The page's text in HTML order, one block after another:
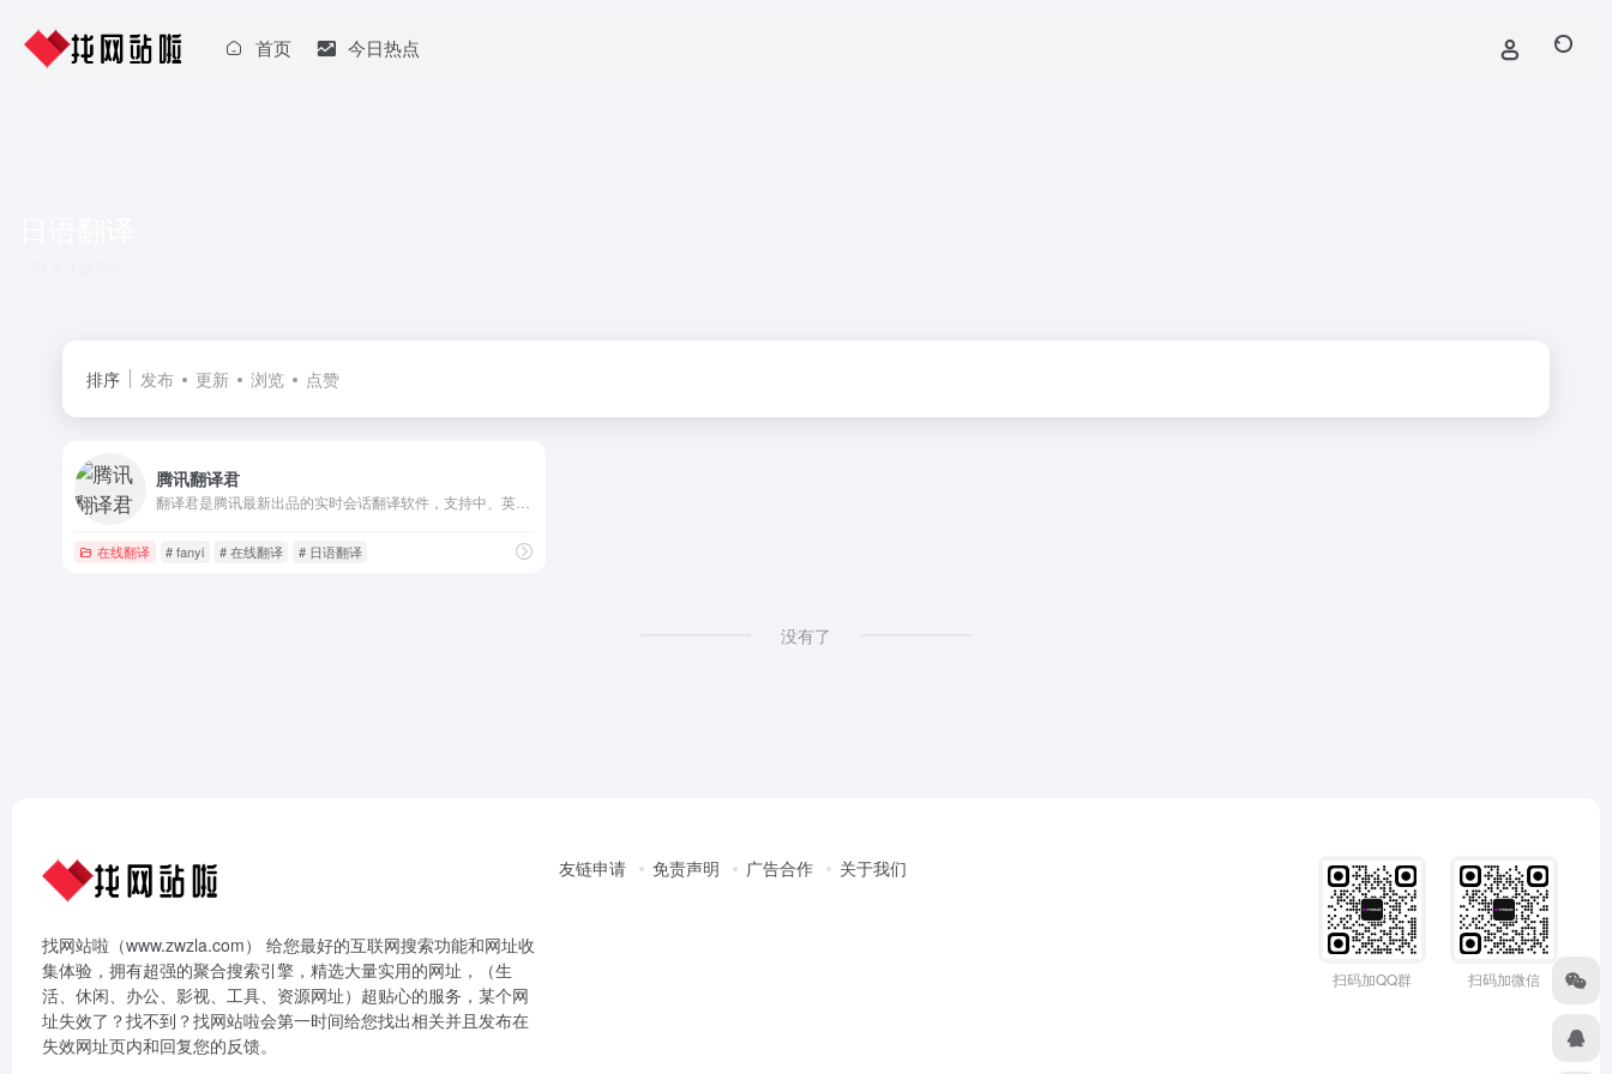
首页 今日热点
排序 发布 更新 浏览 点赞
腾讯翻译君
在线翻译 # fanyi # 在线翻译 # 日语翻译
没有了
找网站啦（www.zwzla.com） 给您最好的互联网搜索功能和网址收
集体验，拥有超强的聚合搜索引擎，精选大量实用的网址，（生
活、休闲、办公、影视、工具、资源网址）超贴心的服务，某个网
址失效了？找不到？找网站啦会第一时间给您找出相关并且发布在
失效网址页内和回复您的反馈。
友链申请 免责声明 广告合作 关于我们
扫码加QQ群 扫码加微信